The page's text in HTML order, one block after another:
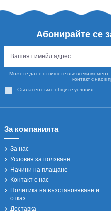
Абонирайте се
Можете да се отпишете във всеки
контакт с нас в
Съгласен съм с общите условия.
За компанията
За нас
Условия за ползване
Начини на плащане
Контакт с нас
Политика на възстановяване и
отказ
Доставка